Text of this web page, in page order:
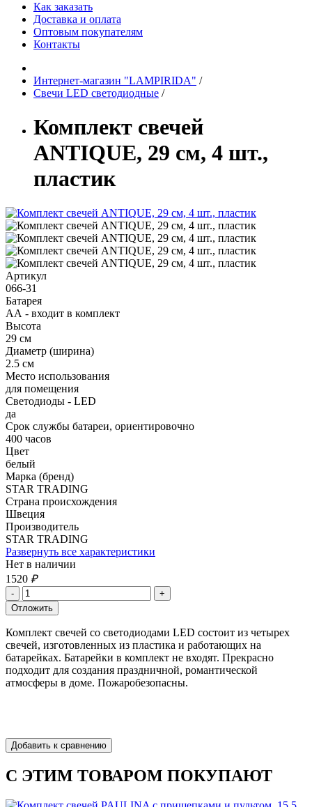
Как заказать
Доставка и оплата
Оптовым покупателям
Контакты
Интернет-магазин "LAMPIRIDA" /
Свечи LED светодиодные /
Комплект свечей
ANTIQUE, 29 см, 4 шт.,
пластик
Артикул
066-31
Батарея
АА - входит в комплект
Высота
29 см
Диаметр (ширина)
2.5 см
Место использования
для помещения
Светодиоды - LED
да
Срок службы батареи, ориентировочно
400 часов
Цвет
белый
Марка (бренд)
STAR TRADING
Страна происхождения
Швеция
Производитель
STAR TRADING
Развернуть все характеристики
Нет в наличии
1520 ₽
Комплект свечей со светодиодами LED состоит из четырех
свечей, изготовленных из пластика и работающих на
батарейках. Батарейки в комплект не входят. Прекрасно
подходит для создания праздничной, романтической
атмосферы в доме. Пожаробезопасны.
С ЭТИМ ТОВАРОМ ПОКУПАЮТ